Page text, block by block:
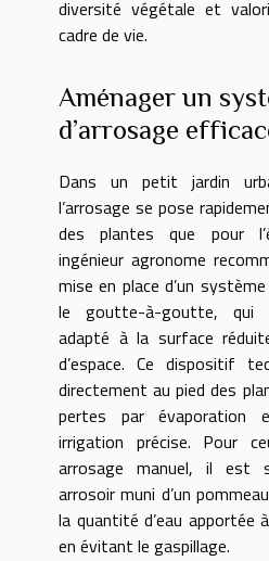
diversité végétale et
cadre de vie.
Aménager un
d’arrosage
Dans un petit jardin
l’arrosage se pose
des plantes que pour
ingénieur agronome
mise en place d’un
le goutte-à-goutte, qui
adapté à la surface
d’espace. Ce dispositif
directement au pied des
pertes par évaporation
irrigation précise. Pour
arrosage manuel, il est
arrosoir muni d’un
la quantité d’eau apportée
en évitant le gaspillage.